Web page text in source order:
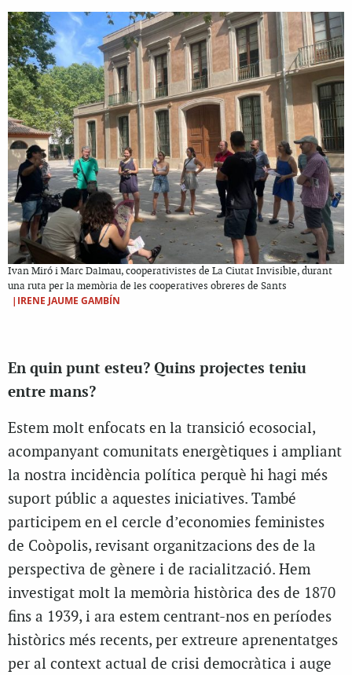
Ivan Miró i Marc Dalmau, cooperativistes de La Ciutat Invisible, durant
una ruta per la memòria de les cooperatives obreres de Sants
|IRENE JAUME GAMBÍN
En quin punt esteu? Quins projectes teniu
entre mans?
Estem molt enfocats en la transició ecosocial,
acompanyant comunitats energètiques i ampliant
la nostra incidència política perquè hi hagi més
suport públic a aquestes iniciatives. També
participem en el cercle d’economies feministes
de Coòpolis, revisant organitzacions des de la
perspectiva de gènere i de racialització. Hem
investigat molt la memòria històrica des de 1870
fins a 1939, i ara estem centrant-nos en períodes
històrics més recents, per extreure aprenentatges
per al context actual de crisi democràtica i auge